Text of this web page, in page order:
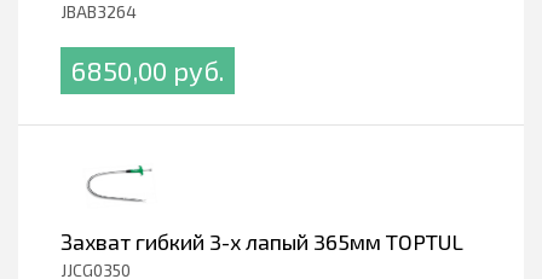
JBAB3264
6850,00 pуб.
Захват гибкий 3-х лапый 365мм TOPTUL
JJCG0350